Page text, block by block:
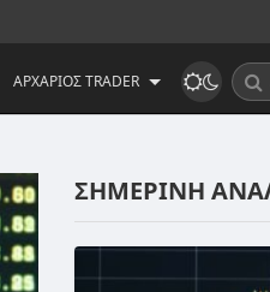
ΑΡΧΑΡΙΟΣ TRADER
ΣΗΜΕΡΙΝΗ